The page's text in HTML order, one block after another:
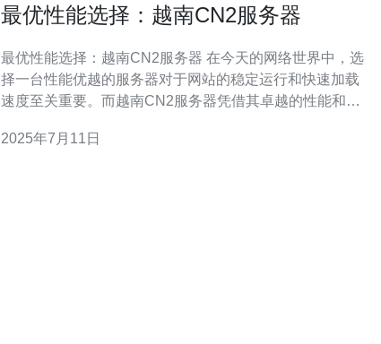
最优性能选择：越南CN2服务器
最优性能选择：越南CN2服务器 在今天的网络世界中，选
择一台性能优越的服务器对于网站的稳定运行和快速加载
速度至关重要。而越南CN2服务器凭借其卓越的性能和稳
看越南CN2服务器的特点和优势。 越南CN2服务器采用中
2025年7月11日